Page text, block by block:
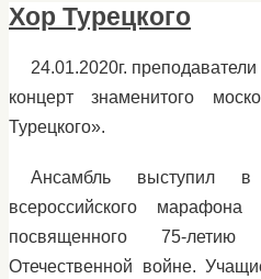
Хор Турецкого
24.01.2020г.
концерт знаменитого
Турецкого».
Ансамбль выступил
всероссийского
посвященного 75-
Отечественной войне.